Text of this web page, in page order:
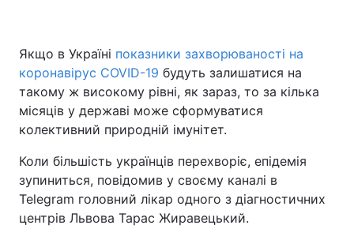
Якщо в Україні показники захворюваності на
коронавірус COVID-19 будуть залишатися на
такому ж високому рівні, як зараз, то за кілька
місяців у державі може сформуватися
колективний природній імунітет.
Коли більшість українців перехворіє, епідемія
зупиниться, повідомив у своєму каналі в
Telegram головний лікар одного з діагностичних
центрів Львова Тарас Жиравецький.